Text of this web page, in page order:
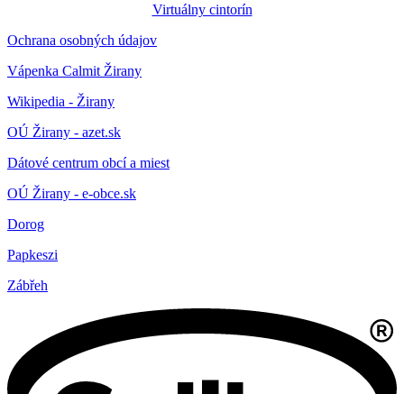
Virtuálny cintorín
Ochrana osobných údajov
Vápenka Calmit Žirany
Wikipedia - Žirany
OÚ Žirany - azet.sk
Dátové centrum obcí a miest
OÚ Žirany - e-obce.sk
Dorog
Papkeszi
Zábřeh